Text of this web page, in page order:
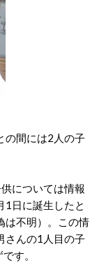
の間には2人の子
については情報
1日に誕生したと
は不明）。この情
さんの1人目の子
す。